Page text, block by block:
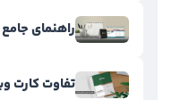
راهنمای
تفاوت کارت